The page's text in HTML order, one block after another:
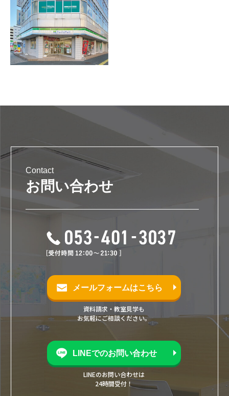
Contact
お問い合わせ
メールフォームはこちら
資料請求・教室見学も
お気軽にご相談ください。
LINEでのお問い合わせ
LINEのお問い合わせは
24時間受付！